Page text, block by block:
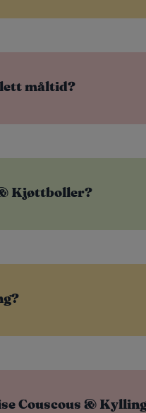
måltid?
Kjøttboller?​
Couscous &